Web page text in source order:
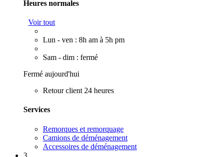
Heures normales
Voir tout
Lun - ven : 8h am à 5h pm
Sam - dim : fermé
Fermé aujourd'hui
Retour client 24 heures
Services
Remorques et remorquage
Camions de déménagement
Accessoires de déménagement
3